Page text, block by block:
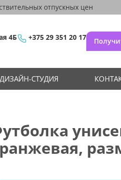
отпускных цен
4Б
+375 29 351 20 17
ДИЗАЙН-СТУДИЯ